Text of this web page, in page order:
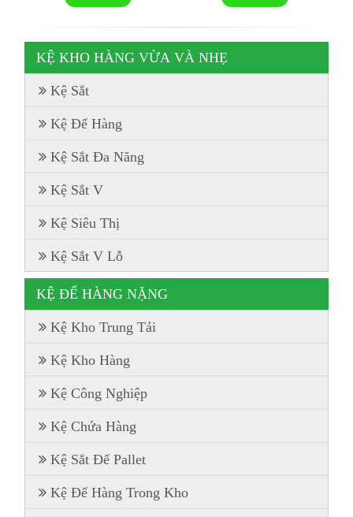
KỆ KHO HÀNG VỪA VÀ NHẸ
Kệ Sắt
Kệ Để Hàng
Kệ Sắt Đa Năng
Kệ Sắt V
Kệ Siêu Thị
Kệ Sắt V Lỗ
KỆ ĐỂ HÀNG NẶNG
Kệ Kho Trung Tải
Kệ Kho Hàng
Kệ Công Nghiệp
Kệ Chứa Hàng
Kệ Sắt Để Pallet
Kệ Để Hàng Trong Kho